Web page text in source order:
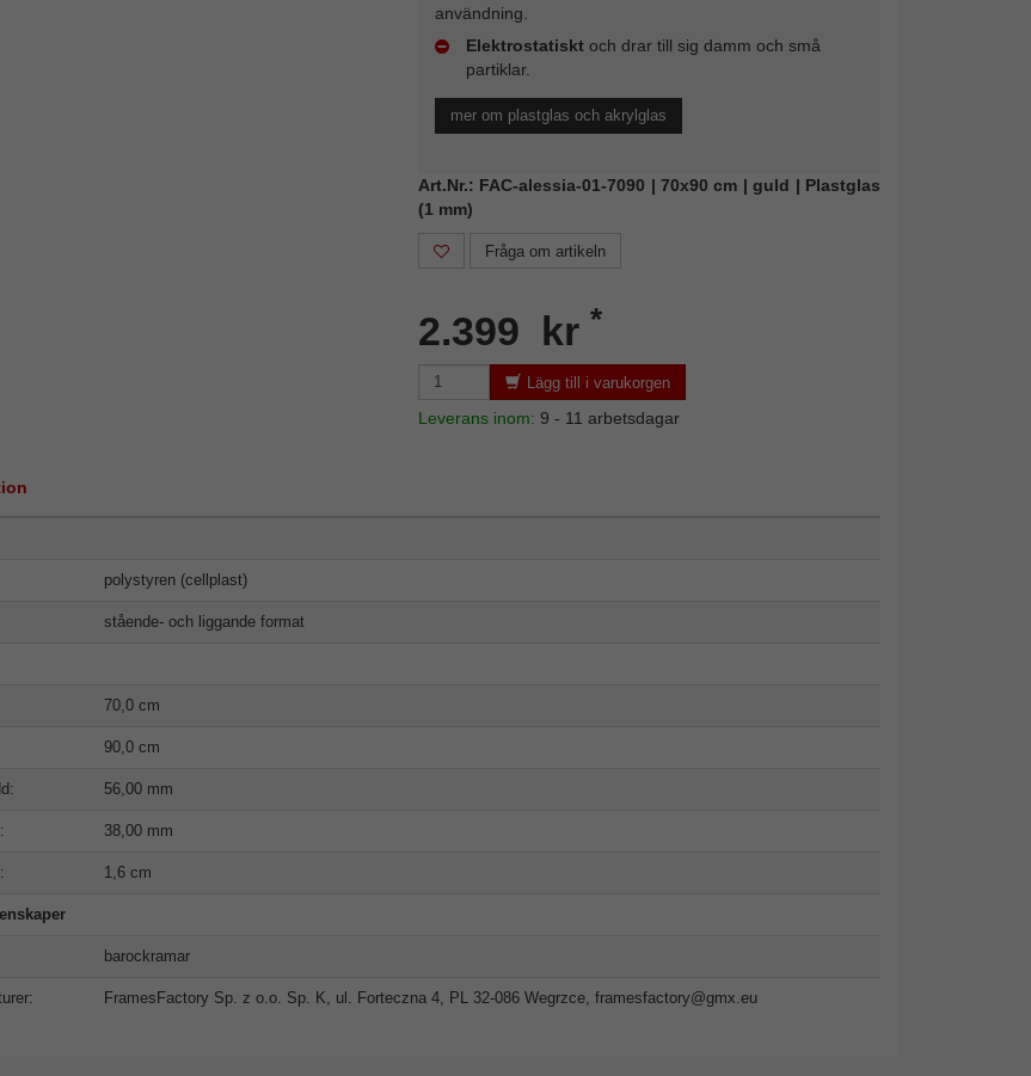
användning.
Elektrostatisktoch drar till sig damm och små
partiklar.
mer om plastglas och akrylglas
Art.Nr.: FAC-alessia-01-7090 | 70x90 cm | guld | Plastglas
(1 mm)
Fråga om artikeln
2.399 kr *
Lägg till i varukorgen
Leverans inom: 9 - 11 arbetsdagar
polystyren (cellplast)
stående- och liggande format
70,0 cm
90,0 cm
56,00 mm
38,00 mm
1,6 cm
barockramar
FramesFactory Sp. z o.o. Sp. K, ul. Forteczna 4, PL 32-086 Wegrzce, framesfactory@gmx.eu